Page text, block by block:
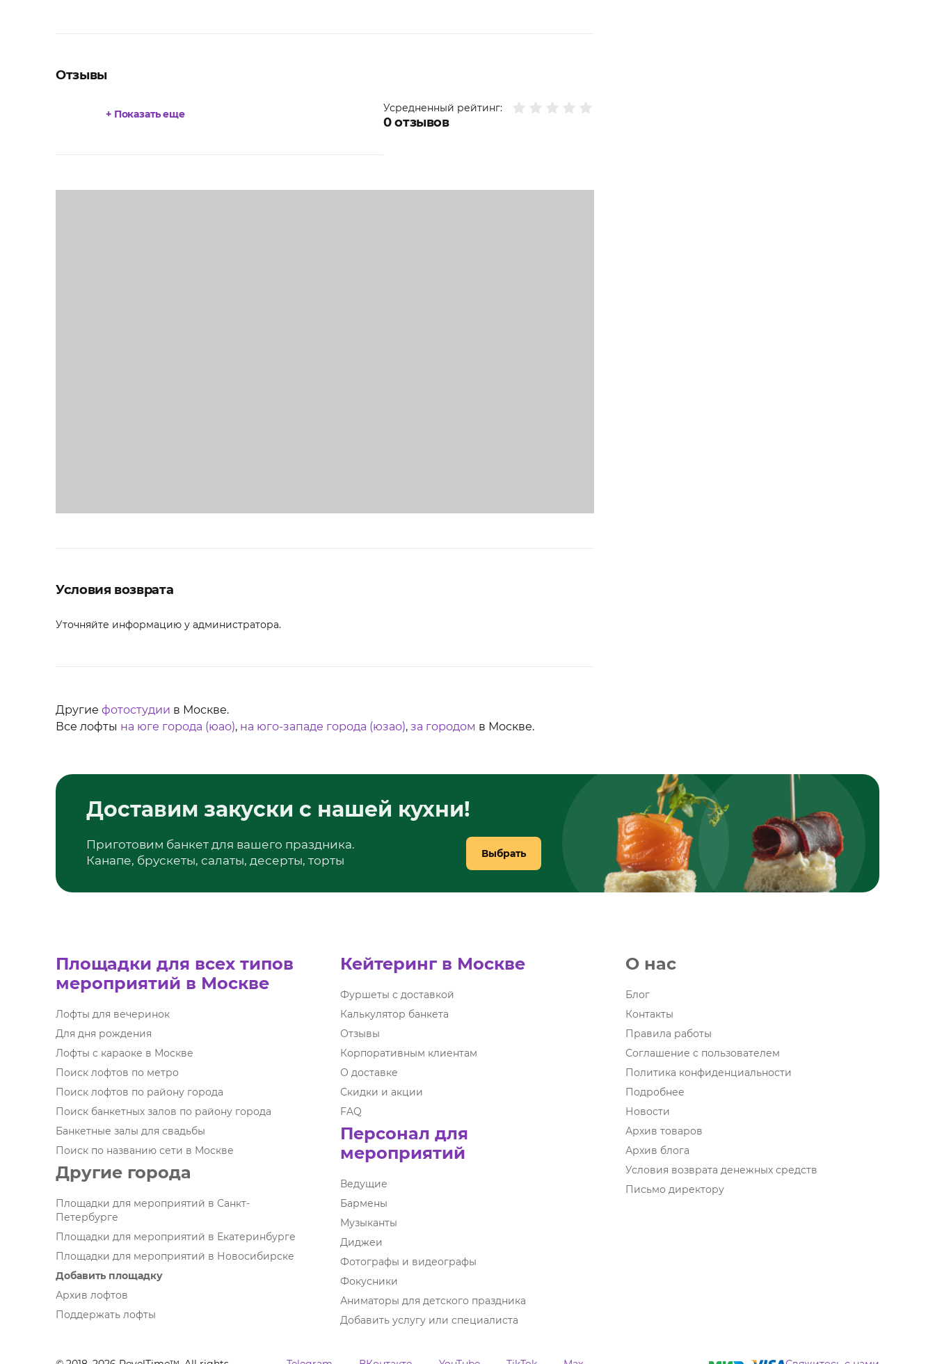
Отзывы
Усредненный рейтинг:
0отзывов
+ Показать еще
Условия возврата
Уточняйте информацию у администратора.
Другие фотостудии в Москве.
Все лофты на юге города (юао), на юго-западе города (юзао), за городом в Москве.
Доставим закуски с нашей кухни!
Приготовим банкет для вашего праздника.
Канапе, брускеты, салаты, десерты, торты
Выбрать
Площадки для всех типов
мероприятий в Москве
Лофты для вечеринок
Для дня рождения
Лофты с караоке в Москве
Поиск лофтов по метро
Поиск лофтов по району города
Поиск банкетных залов по району города
Банкетные залы для свадьбы
Поиск по названию сети в Москве
Другие города
Площадки для мероприятий в Санкт-
Петербурге
Площадки для мероприятий в Екатеринбурге
Площадки для мероприятий в Новосибирске
Добавить площадку
Архив лофтов
Поддержать лофты
Кейтеринг в Москве
Фуршеты с доставкой
Калькулятор банкета
Отзывы
Корпоративным клиентам
О доставке
Скидки и акции
FAQ
Персонал для
мероприятий
Ведущие
Бармены
Музыканты
Диджеи
Фотографы и видеографы
Фокусники
Аниматоры для детского праздника
Добавить услугу или специалиста
О нас
Блог
Контакты
Правила работы
Соглашение с пользователем
Политика конфиденциальности
Подробнее
Новости
Архив товаров
Архив блога
Условия возврата денежных средств
Письмо директору